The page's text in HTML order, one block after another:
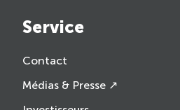
Service
Contact
Médias & Presse ↗